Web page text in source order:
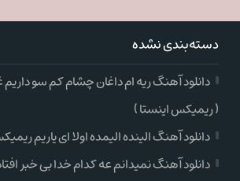
دسته‌بندی نشده
دانلود آهنگ ریه ام داغان چشام کم سو
( ریمیکس اینستا )
دانلود آهنگ الینده الیمده اولا ای یاریم
دانلود آهنگ نمیدانم عه کدام خدا بی خبر